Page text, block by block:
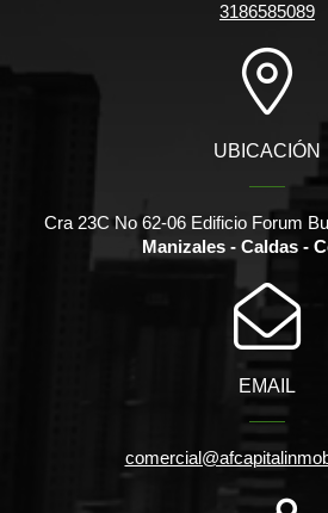
3186585089
UBICACIÓN
Cra 23C No 62-06 Edificio Forum
Manizales - Caldas -
EMAIL